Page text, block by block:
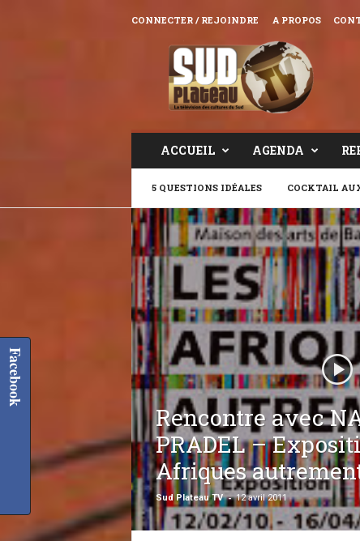
CONNECTER / REJOINDRE A PROPOS
ACCUEIL AGENDA
5 QUESTIONS IDÉALES COCKTAIL
Rencontre avec
PRADEL –
Afriques
Sud Plateau TV - 12 avril 2011
Facebook